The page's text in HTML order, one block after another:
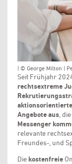
Seit Frühjahr
rechtsextreme
Angebote aus ,
Messenger
relevante
Freundes-, und
Die kostenfreie
| © George Milton |